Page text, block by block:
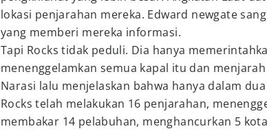
lokasi penjarahan mereka. Edward newgate
yang memberi mereka informasi.
Tapi Rocks tidak peduli. Dia hanya
menenggelamkan semua kapal itu dan
Narasi lalu menjelaskan bahwa hanya dalam
Rocks telah melakukan 16 penjarahan,
membakar 14 pelabuhan, menghancurkan 5